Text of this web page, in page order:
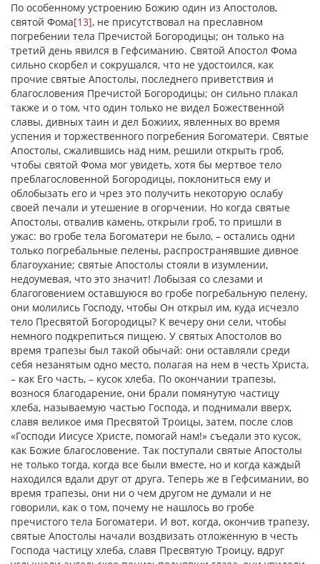
По особенному устроению Божию один из Апостолов,
святой Фома[13], не присутствовал на преславном
погребении тела Пречистой Богородицы; он только на
третий день явился в Гефсиманию. Святой Апостол Фома
сильно скорбел и сокрушался, что не удостоился, как
прочие святые Апостолы, последнего приветствия и
благословения Пречистой Богородицы; он сильно плакал
также и о том, что один только не видел Божественной
славы, дивных таин и дел Божиих, явленных во время
успения и торжественного погребения Богоматери. Святые
Апостолы, сжалившись над ним, решили открыть гроб,
чтобы святой Фома мог увидеть, хотя бы мертвое тело
преблагословенной Богородицы, поклониться ему и
облобызать его и чрез это получить некоторую ослабу
своей печали и утешение в огорчении. Но когда святые
Апостолы, отвалив камень, открыли гроб, то пришли в
ужас: во гробе тела Богоматери не было, – остались одни
только погребальные пелены, распространявшие дивное
благоухание; святые Апостолы стояли в изумлении,
недоумевая, что это значит! Лобызая со слезами и
благоговением оставшуюся во гробе погребальную пелену,
они молились Господу, чтобы Он открыл им, куда исчезло
тело Пресвятой Богородицы? К вечеру они сели, чтобы
немного подкрепиться пищею. У святых Апостолов во
время трапезы был такой обычай: они оставляли среди
себя незанятым одно место, полагая на нем в честь Христа,
– как Его часть, – кусок хлеба. По окончании трапезы,
вознося благодарение, они брали помянутую частицу
хлеба, называемую частью Господа, и поднимали вверх,
славя великое имя Пресвятой Троицы, затем, после слов
«Господи Иисусе Христе, помогай нам!» съедали это кусок,
как Божие благословение. Так поступали святые Апостолы
не только тогда, когда все были вместе, но и когда каждый
находился вдали друг от друга. Теперь же в Гефсимании, во
время трапезы, они ни о чем другом не думали и не
говорили, как о том, почему не нашлось во гробе
пречистого тела Богоматери. И вот, когда, окончив трапезу,
святые Апостолы начали воздвизать отложенную в честь
Господа частицу хлеба, славя Пресвятую Троицу, вдруг